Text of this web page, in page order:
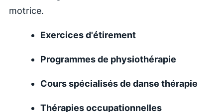
motrice.
Exercices d'étirement
Programmes de physiothérapie
Cours spécialisés de danse thérapie
Thérapies occupationnelles